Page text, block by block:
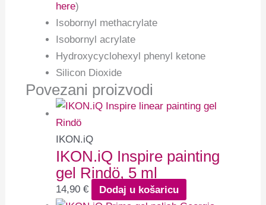
here)
Isobornyl methacrylate
Isobornyl acrylate
Hydroxycyclohexyl phenyl ketone
Silicon Dioxide
Povezani proizvodi
IKON.iQ
IKON.iQ Inspire painting
gel Rindö, 5 ml
14,90€ Dodaj u košaricu